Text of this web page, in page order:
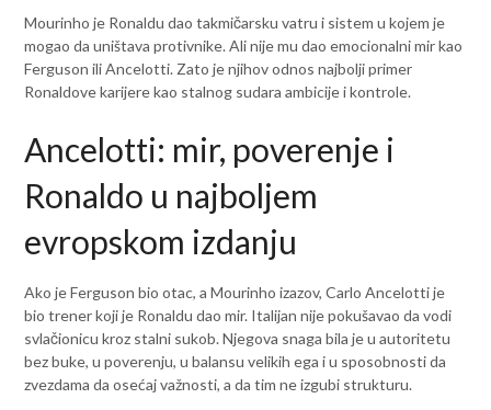
Mourinho je Ronaldu dao takmičarsku vatru i sistem u kojem je
mogao da uništava protivnike. Ali nije mu dao emocionalni mir kao
Ferguson ili Ancelotti. Zato je njihov odnos najbolji primer
Ronaldove karijere kao stalnog sudara ambicije i kontrole.
Ancelotti: mir, poverenje i
Ronaldo u najboljem
evropskom izdanju
Ako je Ferguson bio otac, a Mourinho izazov, Carlo Ancelotti je
bio trener koji je Ronaldu dao mir. Italijan nije pokušavao da vodi
svlačionicu kroz stalni sukob. Njegova snaga bila je u autoritetu
bez buke, u poverenju, u balansu velikih ega i u sposobnosti da
zvezdama da osećaj važnosti, a da tim ne izgubi strukturu.